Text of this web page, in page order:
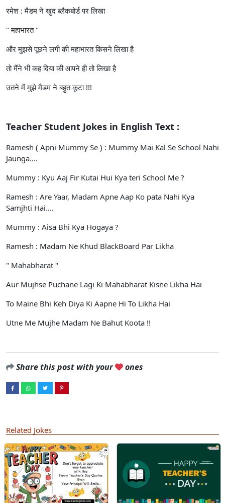
रमेश : मैडम ने खुद ब्लैकबोर्ड पर लिखा
" महाभारत "
और मुझसे पूछने लगी की महाभारत किसने लिखा है
तो मैंने भी कह दिया की आपने ही तो लिखा है
उतने में मुझे मैडम ने बहुत कूटा !!!
Teacher Student Jokes in English Text :
Ramesh ( Apni Mummy Se ) : Mummy Mai Kal Se School Nahi
Jaunga....
Mummy : Kyu Aaj Fir Kutai Hui Kya teri School Me ?
Ramesh : Are Yaar, Madam Apne Aap Ko pata Nahi Kya
Samjhti Hai....
Mummy : Aisa Bhi Kya Hogaya ?
Ramesh : Madam Ne Khud BlackBoard Par Likha
" Mahabharat "
Aur Mujhse Puchane Lagi Ki Mahabharat Kisne Likha Hai
To Maine Bhi Keh Diya Ki Aapne Hi To Likha Hai
Utne Me Mujhe Madam Ne Bahut Koota !!
Share this post with your ones
Related Jokes